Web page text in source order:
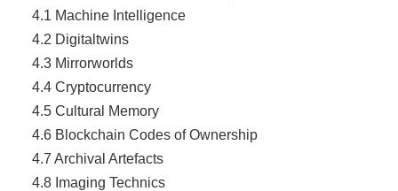
4.1 Machine Intelligence
4.2 Digitaltwins
4.3 Mirrorworlds
4.4 Cryptocurrency
4.5 Cultural Memory
4.6 Blockchain Codes of Ownership
4.7 Archival Artefacts
4.8 Imaging Technics